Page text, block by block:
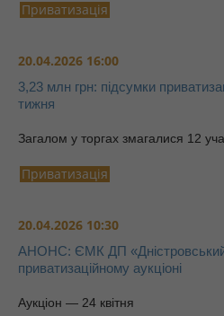
Приватизація
20.04.2026 16:00
3,23 млн грн: підсумки
тижня
Загалом у торгах змагалися 12
Приватизація
20.04.2026 10:30
АНОНС: ЄМК ДП «Дністровський
приватизаційному аукціоні
Аукціон — 24 квітня